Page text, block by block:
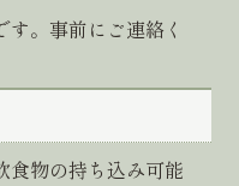
。事前にご連絡く
食物の持ち込み可能